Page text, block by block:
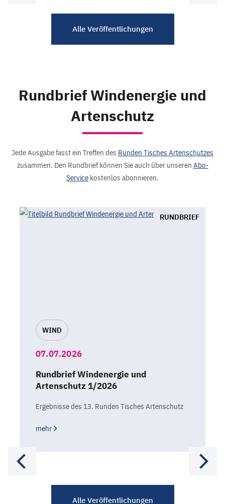
Alle Veröffentlichungen
Rundbrief Windenergie und
Artenschutz
Jede Ausgabe fasst ein Treffen des Runden Tisches Artenschutzes
zusammen. Den Rundbrief können Sie auch über unseren Abo-
Service kostenlos abonnieren.
RUNDBRIEF
WIND
07.07.2026
Rundbrief Windenergie und
Artenschutz 1/2026
Ergebnisse des 13. Runden Tisches Artenschutz
mehr
Alle Veröffentlichungen